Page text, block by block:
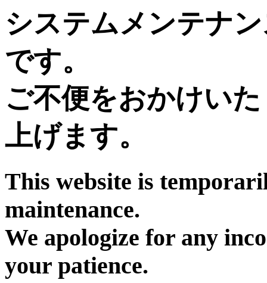
システムメンテナ
です。
ご不便をおかけい
上げます。
This website is
maintenance.
We apologize for any
your patience.